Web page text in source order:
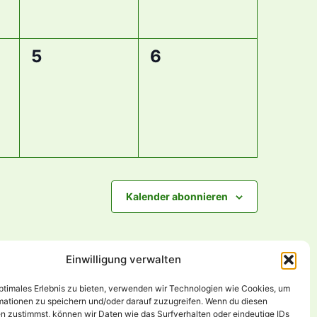
Einwilligung verwalten
Erlebnis zu bieten, verwenden wir Technologien wie Cookies, um
zu speichern und/oder darauf zuzugreifen. Wenn du diesen
zustimmst, können wir Daten wie das Surfverhalten oder eindeutige IDs
0
5
0
6
Kalender abonnieren